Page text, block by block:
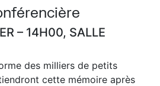
– 14H00, SALLE
des milliers de petits
cette mémoire après